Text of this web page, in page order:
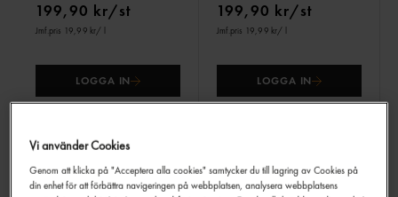
199,90 kr/st
Jmf.pris 19,99 kr/ l
LOGGA IN
199,90 kr/st
Jmf.pris 19,99 kr/ l
LOGGA IN
Vi använder Cookies
Genom att klicka på "Acceptera alla cookies" samtycker du till lagring av Cookies på
din enhet för att förbättra navigeringen på webbplatsen, analysera webbplatsens